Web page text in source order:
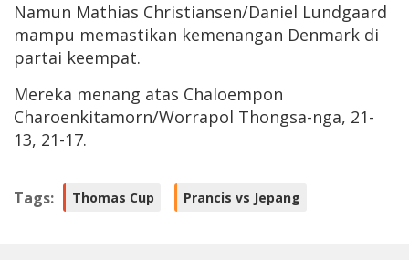
Namun Mathias Christiansen/Daniel Lundgaard
mampu memastikan kemenangan Denmark di
partai keempat.
Mereka menang atas Chaloempon
Charoenkitamorn/Worrapol Thongsa-nga, 21-
13, 21-17.
Tags: Thomas Cup Prancis vs Jepang